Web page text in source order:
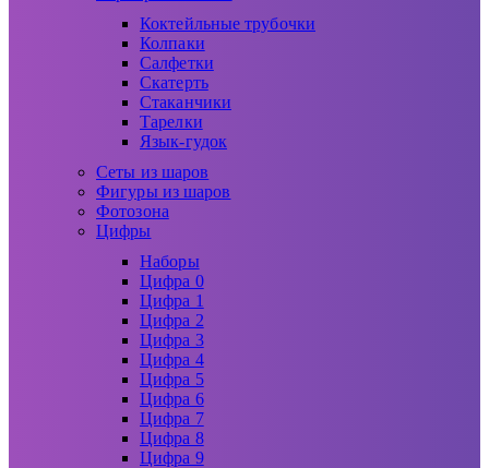
Коктейльные трубочки
Колпаки
Салфетки
Скатерть
Стаканчики
Тарелки
Язык-гудок
Сеты из шаров
Фигуры из шаров
Фотозона
Цифры
Наборы
Цифра 0
Цифра 1
Цифра 2
Цифра 3
Цифра 4
Цифра 5
Цифра 6
Цифра 7
Цифра 8
Цифра 9